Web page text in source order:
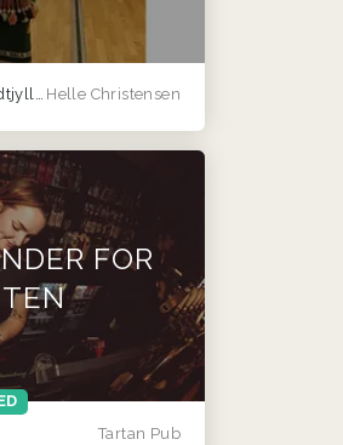
Helle Christensen
FOR
Tartan Pub